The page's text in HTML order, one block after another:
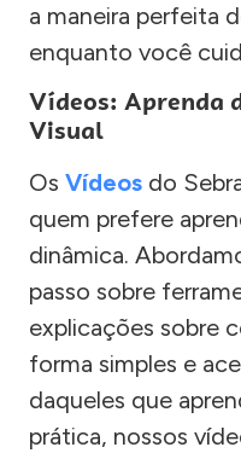
a maneira perfeita
enquanto você
Vídeos: Aprenda
Visual
Os Vídeos do
quem prefere
dinâmica.
passo sobre
explicações sobre
forma simples e
daqueles que
prática, nossos